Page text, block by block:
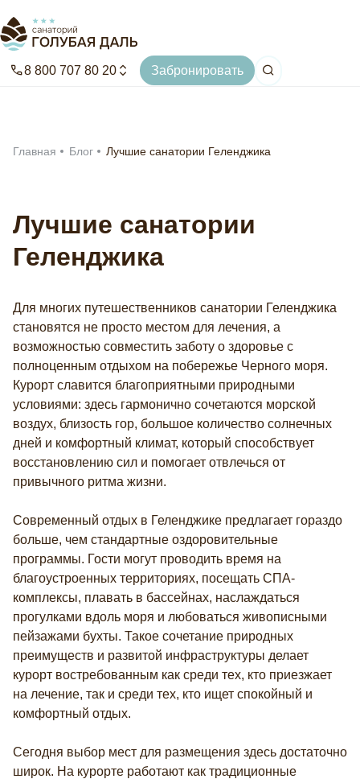
8 800 707 80 20 Забронировать
Забронировать
Акции
Медицинский центр
Специалисты
Цены
О санатории
Отзывы
Блог
Вакансии
Досуг
Бассейны
Пляж
Развлечения
Спорт
Все для детей
Афиша
Мероприятия
Контакты
8 800 707 80 20
Max
Социальные сети
Главная Блог Лучшие санатории Геленджика
Лучшие санатории
Геленджика
Для многих путешественников санатории Геленджика
становятся не просто местом для лечения, а
возможностью совместить заботу о здоровье с
полноценным отдыхом на побережье Черного моря.
Курорт славится благоприятными природными
условиями: здесь гармонично сочетаются морской
воздух, близость гор, большое количество солнечных
дней и комфортный климат, который способствует
восстановлению сил и помогает отвлечься от
привычного ритма жизни.
Современный отдых в Геленджике предлагает гораздо
больше, чем стандартные оздоровительные
программы. Гости могут проводить время на
благоустроенных территориях, посещать СПА-
комплексы, плавать в бассейнах, наслаждаться
прогулками вдоль моря и любоваться живописными
пейзажами бухты. Такое сочетание природных
преимуществ и развитой инфраструктуры делает
курорт востребованным как среди тех, кто приезжает
на лечение, так и среди тех, кто ищет спокойный и
комфортный отдых.
Сегодня выбор мест для размещения здесь достаточно
широк. На курорте работают как традиционные